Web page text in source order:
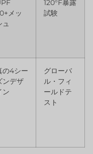
メッ
ュ
120°F暴露
試験
の4シー
ンデザ
ン
グローバ
ル・フィ
ールドテ
スト